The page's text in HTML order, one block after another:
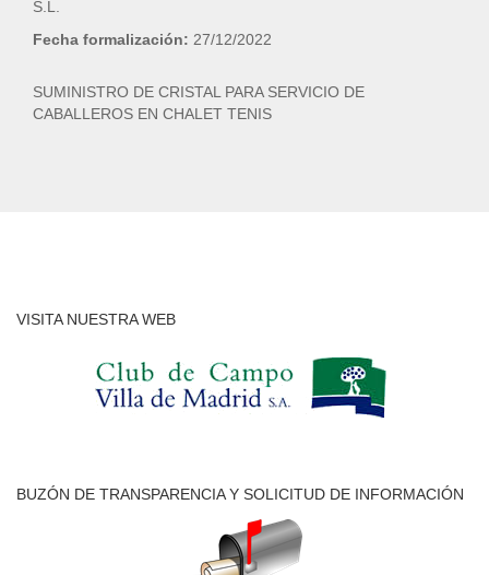
S.L.
Fecha formalización: 27/12/2022
SUMINISTRO DE CRISTAL PARA SERVICIO DE
CABALLEROS EN CHALET TENIS
VISITA NUESTRA WEB
BUZÓN DE TRANSPARENCIA Y SOLICITUD DE INFORMACIÓN